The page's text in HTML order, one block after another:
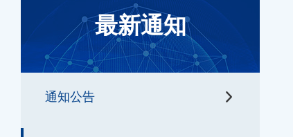
最新通知
通知公告